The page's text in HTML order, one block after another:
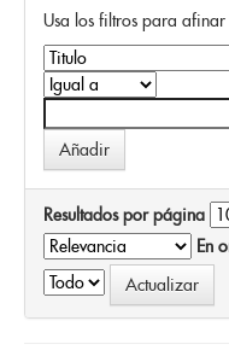
Usa los filtros para afinar
Resultados por página
En